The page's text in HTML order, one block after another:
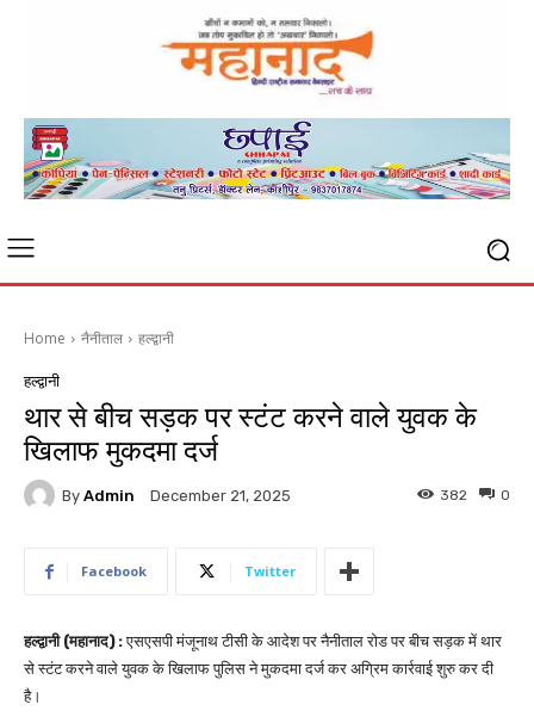
Home नैनीताल हल्द्वानी
हल्द्वानी
थार से बीच सड़क पर स्टंट करने वाले युवक के
खिलाफ मुकदमा दर्ज
By Admin December 21, 2025 0
382
Facebook Twitter
हल्द्वानी (महानाद) :एसएसपी मंजूनाथ टीसी के आदेश पर नैनीताल रोड पर बीच सड़क में थार
से स्टंट करने वाले युवक के खिलाफ पुलिस ने मुकदमा दर्ज कर अग्रिम कार्रवाई शुरु कर दी
है।